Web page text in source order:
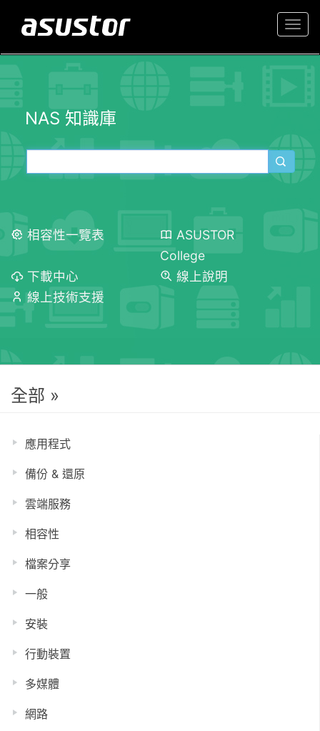
NAS 知識庫
相容性一覽表
ASUSTOR
College
下載中心
線上說明
線上技術支援
全部 »
應用程式
備份 & 還原
雲端服務
相容性
檔案分享
一般
安裝
行動裝置
多媒體
網路